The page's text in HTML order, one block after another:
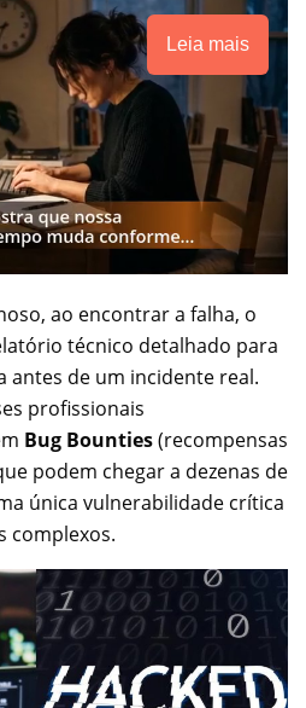
Leia mais
ao encontrar a falha, o
técnico detalhado para
antes de um incidente real.
profissionais
Bug Bounties(recompensas
podem chegar a dezenas de
única vulnerabilidade crítica
complexos.